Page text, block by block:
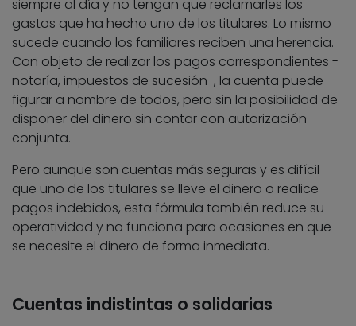
siempre al día y no tengan que reclamarles los
gastos que ha hecho uno de los titulares. Lo mismo
sucede cuando los familiares reciben una herencia.
Con objeto de realizar los pagos correspondientes -
notaría, impuestos de sucesión-, la cuenta puede
figurar a nombre de todos, pero sin la posibilidad de
disponer del dinero sin contar con autorización
conjunta.
Pero aunque son cuentas más seguras y es difícil
que uno de los titulares se lleve el dinero o realice
pagos indebidos, esta fórmula también reduce su
operatividad y no funciona para ocasiones en que
se necesite el dinero de forma inmediata.
Cuentas indistintas o solidarias